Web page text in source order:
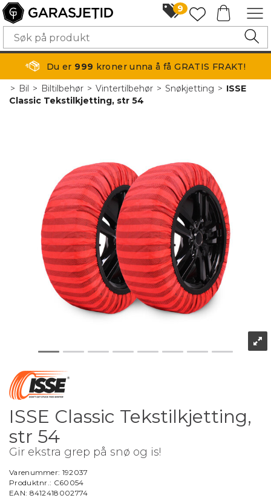
9
Du er 999 kroner unna å få GRATIS FRAKT!
> Bil> Biltilbehør>Vintertilbehør>Snøkjetting>ISSE
Classic Tekstilkjetting, str 54
ISSE Classic Tekstilkjetting,
str 54
Gir ekstra grep på snø og is!
Varenummer: 192037
Produktnr.: C60054
EAN: 8412418002774